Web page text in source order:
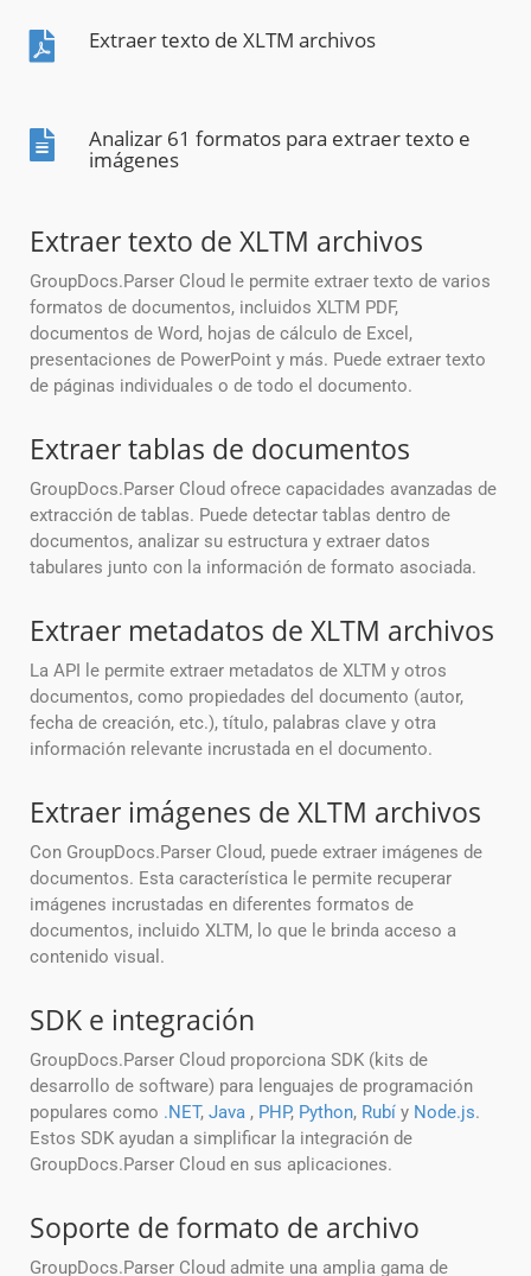
Extraer texto de XLTM archivos
Analizar 61 formatos para extraer texto e
imágenes
Extraer texto de XLTM archivos
GroupDocs.Parser Cloud le permite extraer texto de varios
formatos de documentos, incluidos XLTM PDF,
documentos de Word, hojas de cálculo de Excel,
presentaciones de PowerPoint y más. Puede extraer texto
de páginas individuales o de todo el documento.
Extraer tablas de documentos
GroupDocs.Parser Cloud ofrece capacidades avanzadas de
extracción de tablas. Puede detectar tablas dentro de
documentos, analizar su estructura y extraer datos
tabulares junto con la información de formato asociada.
Extraer metadatos de XLTM archivos
La API le permite extraer metadatos de XLTM y otros
documentos, como propiedades del documento (autor,
fecha de creación, etc.), título, palabras clave y otra
información relevante incrustada en el documento.
Extraer imágenes de XLTM archivos
Con GroupDocs.Parser Cloud, puede extraer imágenes de
documentos. Esta característica le permite recuperar
imágenes incrustadas en diferentes formatos de
documentos, incluido XLTM, lo que le brinda acceso a
contenido visual.
SDK e integración
GroupDocs.Parser Cloud proporciona SDK (kits de
desarrollo de software) para lenguajes de programación
populares como .NET, Java , PHP, Python, Rubí y Node.js.
Estos SDK ayudan a simplificar la integración de
GroupDocs.Parser Cloud en sus aplicaciones.
Soporte de formato de archivo
GroupDocs.Parser Cloud admite una amplia gama de